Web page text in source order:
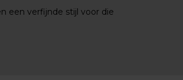
een verfijnde stijl voor die